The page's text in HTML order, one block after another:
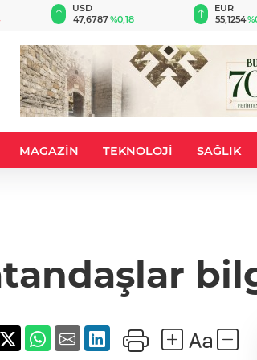
USD
47,6787%0,18
EUR
55,1254
MAGAZİN TEKNOLOJİ SAĞLIK